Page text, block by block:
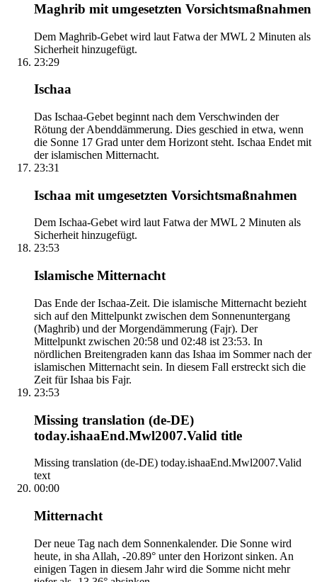
Maghrib mit umgesetzten Vorsichtsmaßnahmen
Dem Maghrib-Gebet wird laut Fatwa der MWL 2 Minuten als
Sicherheit hinzugefügt.
23:29
Ischaa
Das Ischaa-Gebet beginnt nach dem Verschwinden der
Rötung der Abenddämmerung. Dies geschied in etwa, wenn
die Sonne 17 Grad unter dem Horizont steht. Ischaa Endet mit
der islamischen Mitternacht.
23:31
Ischaa mit umgesetzten Vorsichtsmaßnahmen
Dem Ischaa-Gebet wird laut Fatwa der MWL 2 Minuten als
Sicherheit hinzugefügt.
23:53
Islamische Mitternacht
Das Ende der Ischaa-Zeit. Die islamische Mitternacht bezieht
sich auf den Mittelpunkt zwischen dem Sonnenuntergang
(Maghrib) und der Morgendämmerung (Fajr). Der
Mittelpunkt zwischen 20:58 und 02:48 ist 23:53. In
nördlichen Breitengraden kann das Ishaa im Sommer nach der
islamischen Mitternacht sein. In diesem Fall erstreckt sich die
Zeit für Ishaa bis Fajr.
23:53
Missing translation (de-DE)
today.ishaaEnd.Mwl2007.Valid title
Missing translation (de-DE) today.ishaaEnd.Mwl2007.Valid
text
00:00
Mitternacht
Der neue Tag nach dem Sonnenkalender. Die Sonne wird
heute, in sha Allah, -20.89° unter den Horizont sinken. An
einigen Tagen in diesem Jahr wird die Somme nicht mehr